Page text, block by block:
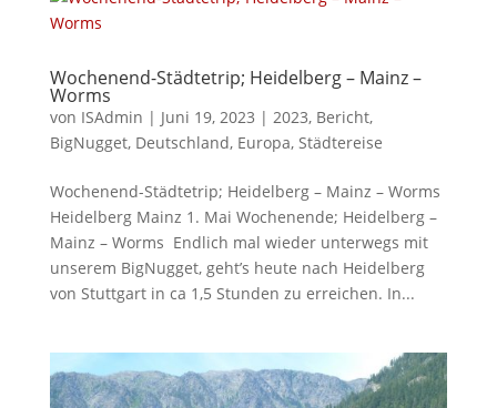
Wochenend-Städtetrip; Heidelberg – Mainz –
Worms
von ISAdmin | Juni 19, 2023 | 2023, Bericht,
BigNugget, Deutschland, Europa, Städtereise
Wochenend-Städtetrip; Heidelberg – Mainz – Worms
Heidelberg Mainz 1. Mai Wochenende; Heidelberg –
Mainz – Worms Endlich mal wieder unterwegs mit
unserem BigNugget, geht’s heute nach Heidelberg
von Stuttgart in ca 1,5 Stunden zu erreichen. In...